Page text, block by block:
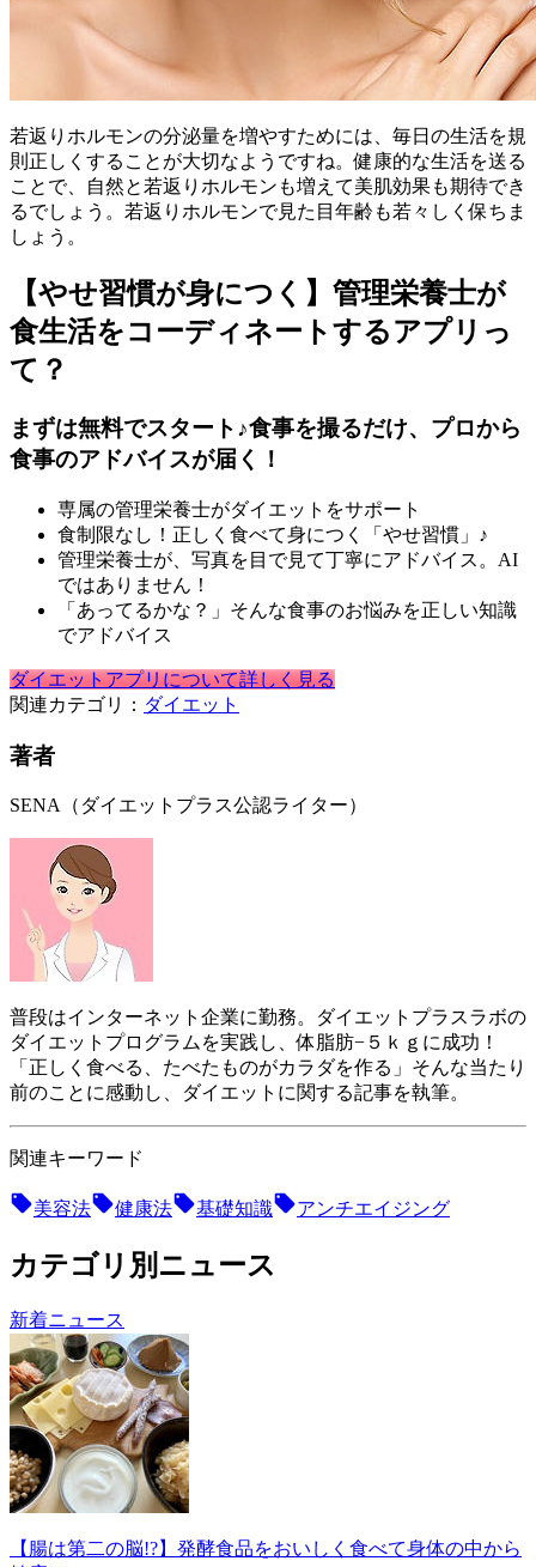
若返りホルモンの分泌量を増やすためには、毎日の生活を規
則正しくすることが大切なようですね。健康的な生活を送る
ことで、自然と若返りホルモンも増えて美肌効果も期待でき
るでしょう。若返りホルモンで見た目年齢も若々しく保ちま
しょう。
【やせ習慣が身につく】管理栄養士が
食生活をコーディネートするアプリっ
て？
まずは無料でスタート♪食事を撮るだけ、プロから
食事のアドバイスが届く！
専属の管理栄養士がダイエットをサポート
食制限なし！正しく食べて身につく「やせ習慣」♪
管理栄養士が、写真を目で見て丁寧にアドバイス。AI
ではありません！
「あってるかな？」そんな食事のお悩みを正しい知識
でアドバイス
ダイエットアプリについて詳しく見る
関連カテゴリ： ダイエット
著者
SENA（ダイエットプラス公認ライター）
普段はインターネット企業に勤務。ダイエットプラスラボの
ダイエットプログラムを実践し、体脂肪−５ｋｇに成功！
「正しく食べる、たべたものがカラダを作る」そんな当たり
前のことに感動し、ダイエットに関する記事を執筆。
関連キーワード
美容法 健康法 基礎知識 アンチエイジング
カテゴリ別ニュース
新着ニュース
【腸は第二の脳!?】発酵食品をおいしく食べて身体の中から